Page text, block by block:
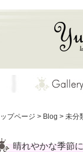
ップページ > Blog > 未分
晴れやかな季節